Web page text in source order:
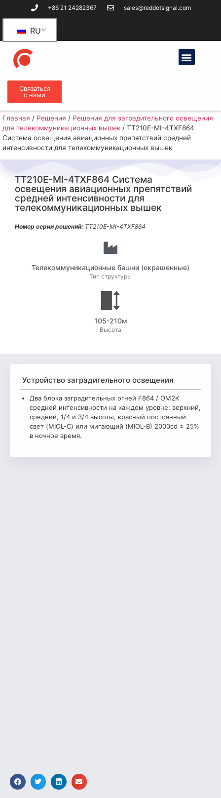
+86 21 24282367 sales@reddotsignal.com
RU
Связаться
с нами
Главная / Решения / Решения для заградительного освещения
для телекоммуникационных вышек / TT210E-MI-4TXF864
Система освещения авиационных препятствий средней
интенсивности для телекоммуникационных вышек
TT210E-MI-4TXF864 Система
освещения авиационных препятствий
средней интенсивности для
телекоммуникационных вышек
Номер серии решений: TT210E-MI-4TXF864
Телекоммуникационные башни (окрашенные)
Тип структуры
105-210м
Высота
Устройство заградительного освещения
Два блока заградительных огней F864 / OM2K
средней интенсивности на каждом уровне: верхний,
средний, 1/4 и 3/4 высоты, красный постоянный
свет (MIOL-C) или мигающий (MIOL-B) 2000cd ± 25%
в ночное время.